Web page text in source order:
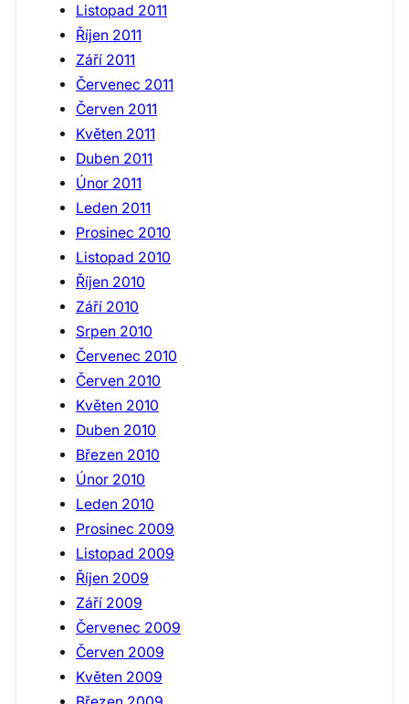
Listopad 2011
Říjen 2011
Září 2011
Červenec 2011
Červen 2011
Květen 2011
Duben 2011
Únor 2011
Leden 2011
Prosinec 2010
Listopad 2010
Říjen 2010
Září 2010
Srpen 2010
Červenec 2010
Červen 2010
Květen 2010
Duben 2010
Březen 2010
Únor 2010
Leden 2010
Prosinec 2009
Listopad 2009
Říjen 2009
Září 2009
Červenec 2009
Červen 2009
Květen 2009